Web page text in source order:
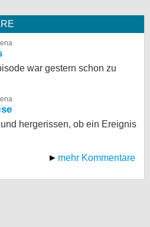
war gestern schon zu
hergerissen, ob ein Ereignis
mehr Kommentare